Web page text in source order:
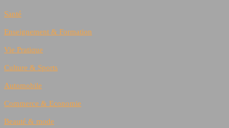
Santé
Enseignement & Formation
Vie Pratique
Culture & Sports
Automobile
Commerce & Economie
Beauté & mode